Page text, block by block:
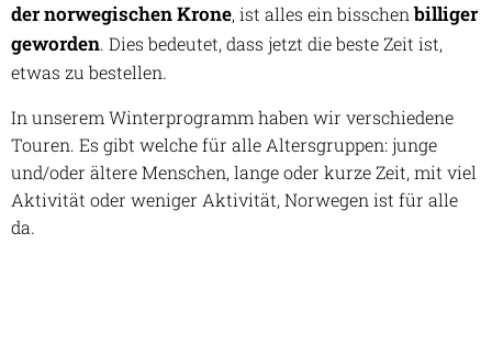
der norwegischen Krone, ist alles ein bisschenbilliger
geworden. Dies bedeutet, dass jetzt die beste Zeit ist,
etwas zu bestellen.
In unserem Winterprogramm haben wir verschiedene
Touren. Es gibt welche für alle Altersgruppen: junge
und/oder ältere Menschen, lange oder kurze Zeit, mit viel
Aktivität oder weniger Aktivität, Norwegen ist für alle
da.